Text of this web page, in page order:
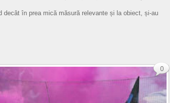
decât în prea mică măsură relevante și la obiect, și-au
0